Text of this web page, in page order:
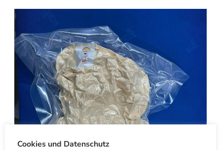
Cookies und Datenschutz